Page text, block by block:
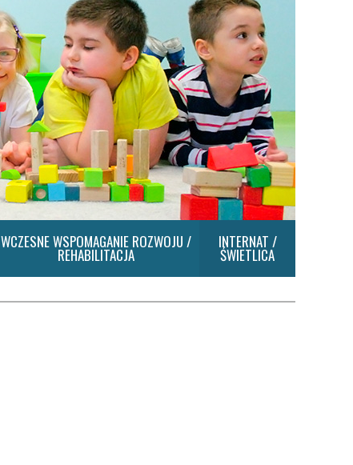
WCZESNE WSPOMAGANIE ROZWOJU /
REHABILITACJA
INTERNAT /
ŚWIETLICA